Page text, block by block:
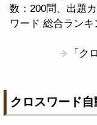
数：200問、出題
ワード 総合ラン
「ク
クロスワード